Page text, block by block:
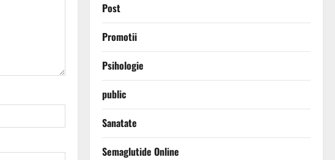
Post
Promotii
Psihologie
public
Sanatate
Semaglutide Online